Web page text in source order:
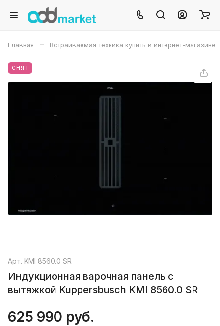
Главная – Встраиваемая техника купить в интернет-магазине
СНЯТ
Арт. KMI 8560.0 SR
Индукционная варочная панель с
вытяжкой Kuppersbusch KMI 8560.0 SR
625 990 руб.